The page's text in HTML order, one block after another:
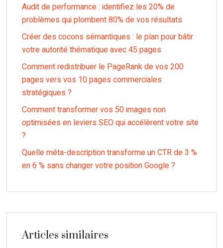
Audit de performance : identifiez les 20% de
problèmes qui plombent 80% de vos résultats
Créer des cocons sémantiques : le plan pour bâtir
votre autorité thématique avec 45 pages
Comment redistribuer le PageRank de vos 200
pages vers vos 10 pages commerciales
stratégiques ?
Comment transformer vos 50 images non
optimisées en leviers SEO qui accélèrent votre site
?
Quelle méta-description transforme un CTR de 3 %
en 6 % sans changer votre position Google ?
Articles similaires